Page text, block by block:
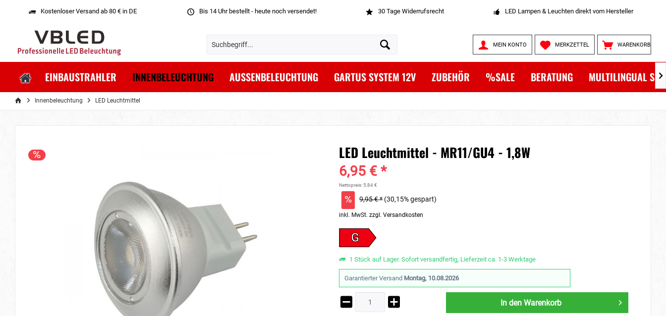
Kostenloser Versand ab 80 € in DE Bis 14 Uhr bestellt - heute noch versendet! 30 Tage Widerrufsrecht LED Lampen & Leuchten direkt vom Hersteller
WARENKORB
MERKZETTEL
MEIN KONTO
EINBAUSTRAHLER INNENBELEUCHTUNG AUSSENBELEUCHTUNG GARTUS SYSTEM 12V ZUBEHÖR %SALE BERATUNG MULTILINGUAL 
Innenbeleuchtung LED Leuchtmittel
LED Leuchtmittel - MR11/GU4 - 1,8W
6,95 € *
Nettopreis: 5,84 €
9,95 € * (30,15% gespart)
inkl. MwSt.zzgl. Versandkosten
G
1 Stück auf Lager. Sofort versandfertig, Lieferzeit ca. 1-3 Werktage
Garantierter Versand Montag, 10.08.2026
In den Warenkorb